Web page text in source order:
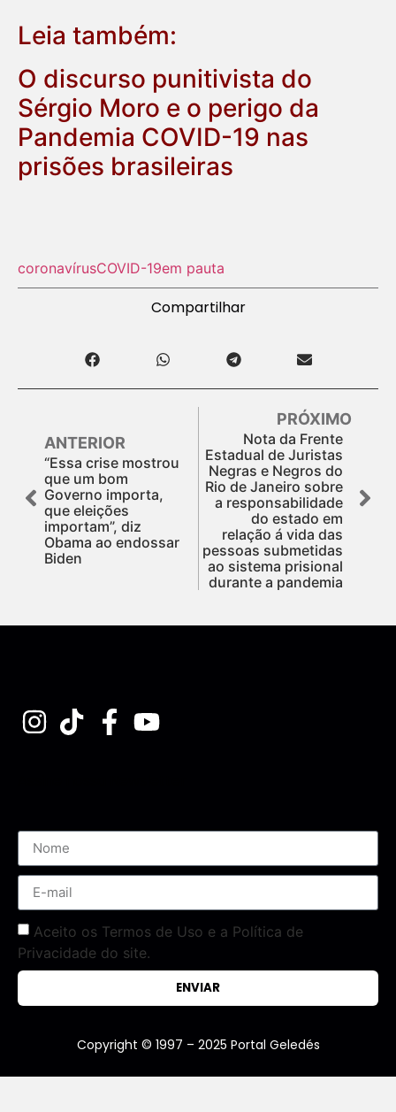
Leia também:
O discurso punitivista do
Sérgio Moro e o perigo da
Pandemia COVID-19 nas
prisões brasileiras
coronavírusCOVID-19em pauta
Compartilhar
ANTERIOR
“Essa crise mostrou
que um bom
Governo importa,
que eleições
importam”, diz
Obama ao endossar
Biden
PRÓXIMO
Nota da Frente
Estadual de Juristas
Negras e Negros do
Rio de Janeiro sobre
a responsabilidade
do estado em
relação á vida das
pessoas submetidas
ao sistema prisional
durante a pandemia
Aceito os Termos de Uso e a Política de
Privacidade do site.
ENVIAR
Copyright © 1997 – 2025 Portal Geledés